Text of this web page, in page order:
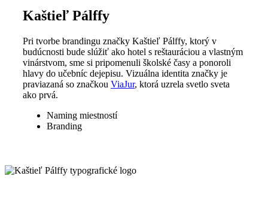
Kaštieľ Pálffy
Pri tvorbe brandingu značky Kaštieľ Pálffy, ktorý v
budúcnosti bude slúžiť ako hotel s reštauráciou a vlastným
vinárstvom, sme si pripomenuli školské časy a ponoroli
hlavy do učebníc dejepisu. Vizuálna identita značky je
praviazaná so značkou ViaJur, ktorá uzrela svetlo sveta
ako prvá.
Naming miestností
Branding